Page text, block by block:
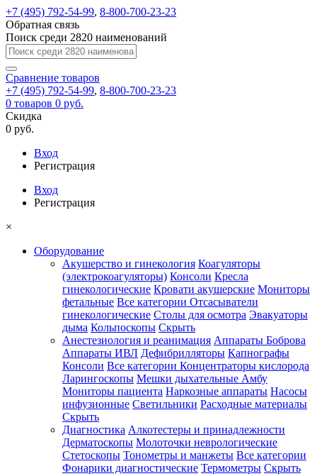
+7 (495) 792-54-99, 8-800-700-23-23
Обратная связь
Поиск среди 2820 наименований
Сравнение товаров
+7 (495) 792-54-99, 8-800-700-23-23
0 товаров 0 руб.
Скидка
0 руб.
Вход
Регистрация
Вход
Регистрация
×
Оборудование
Акушерство и гинекология Коагуляторы
(электрокоагуляторы) Консоли Кресла
гинекологические Кровати акушерские Мониторы
фетальные Все категории Отсасыватели
гинекологические Столы для осмотра Эвакуаторы
дыма Кольпоскопы Скрыть
Анестезиология и реанимация Аппараты Боброва
Аппараты ИВЛ Дефибрилляторы Капнографы
Консоли Все категории Концентраторы кислорода
Ларингоскопы Мешки дыхательные Амбу
Мониторы пациента Наркозные аппараты Насосы
инфузионные Светильники Расходные материалы
Скрыть
Диагностика Алкотестеры и принадлежности
Дерматоскопы Молоточки неврологические
Стетоскопы Тонометры и манжеты Все категории
Фонарики диагностические Термометры Скрыть